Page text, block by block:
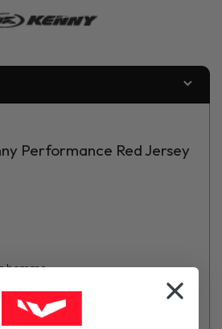
Performance Red Jersey
homme
d'une protection cervicales